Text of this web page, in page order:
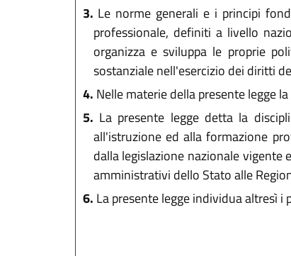
3. Le norme generali e i principi
professionale, definiti a livello
organizza e sviluppa le proprie
sostanziale nell'esercizio dei diritti
4. Nelle materie della presente legge
5. La presente legge detta la
all'istruzione ed alla formazione
dalla legislazione nazionale vigente
amministrativi dello Stato alle
6. La presente legge individua altresì